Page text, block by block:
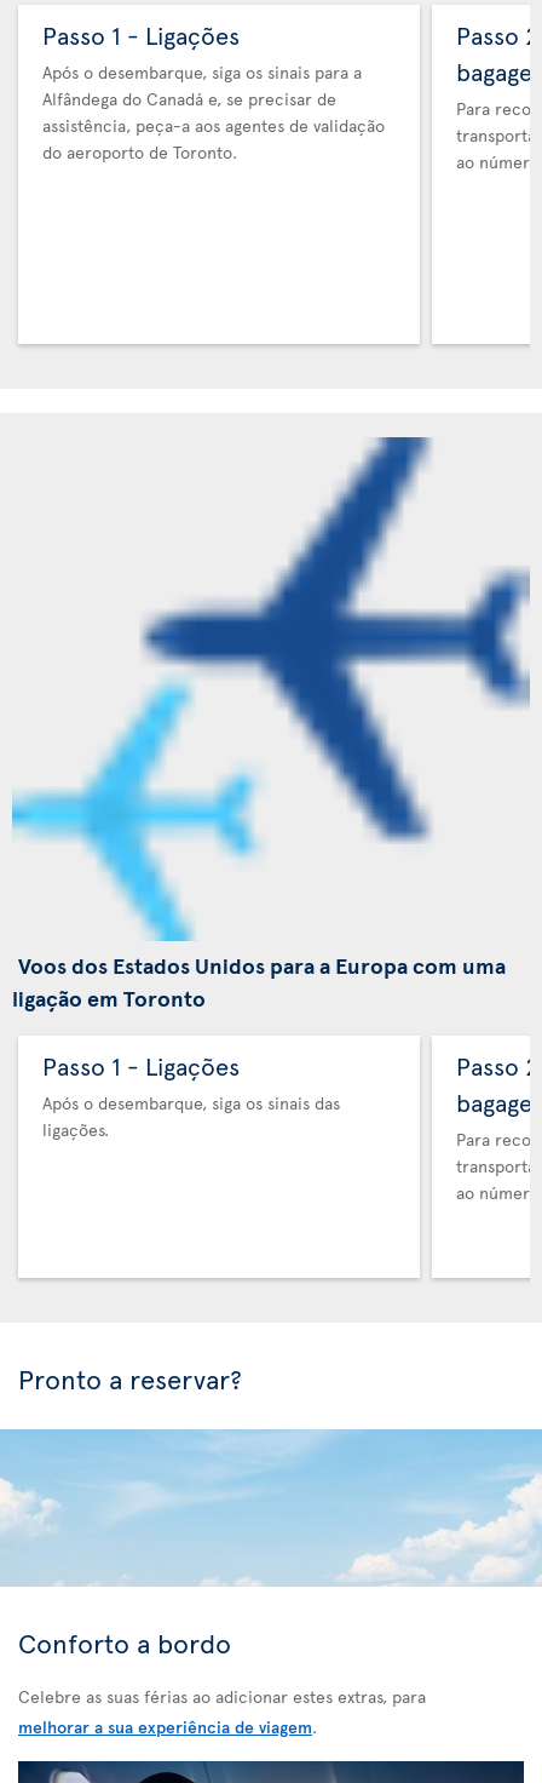
Passo 1 - Ligações
Após o desembarque, siga os sinais para a
Alfândega do Canadá e, se precisar de
assistência, peça-a aos agentes de validação
do aeroporto de Toronto.
Passo
Para
ao
Voos dos Estados Unidos para a Europa com uma
ligação em Toronto
Passo 1 - Ligações
Após o desembarque, siga os sinais das
ligações.
Passo
Para
ao
Pronto a reservar?
Conforto a bordo
Celebre as suas férias ao adicionar estes extras, para
melhorar a sua experiência de viagem.